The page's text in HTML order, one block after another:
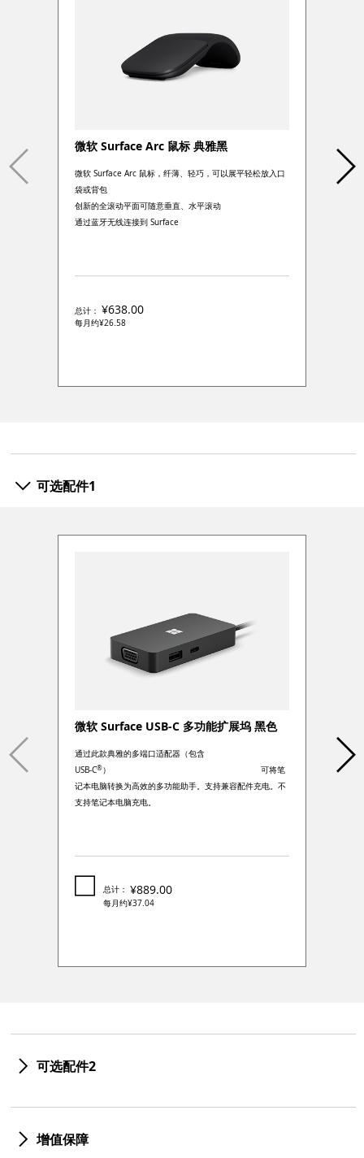
微软 Surface Arc 鼠标 典雅黑
微软 Surface Arc 鼠标，纤薄、轻巧，可以展平轻松放入口
袋或背包
创新的全滚动平面可随意垂直、水平滚动
通过蓝牙无线连接到 Surface
总计： ¥638.00
每月约¥26.58
可选配件1
微软 Surface USB-C 多功能扩展坞 黑色
通过此款典雅的多端口适配器（包含
USB-C®）
可将笔
记本电脑转换为高效的多功能助手。支持兼容配件充电。不
支持笔记本电脑充电。
总计： ¥889.00
每月约¥37.04
可选配件2
增值保障